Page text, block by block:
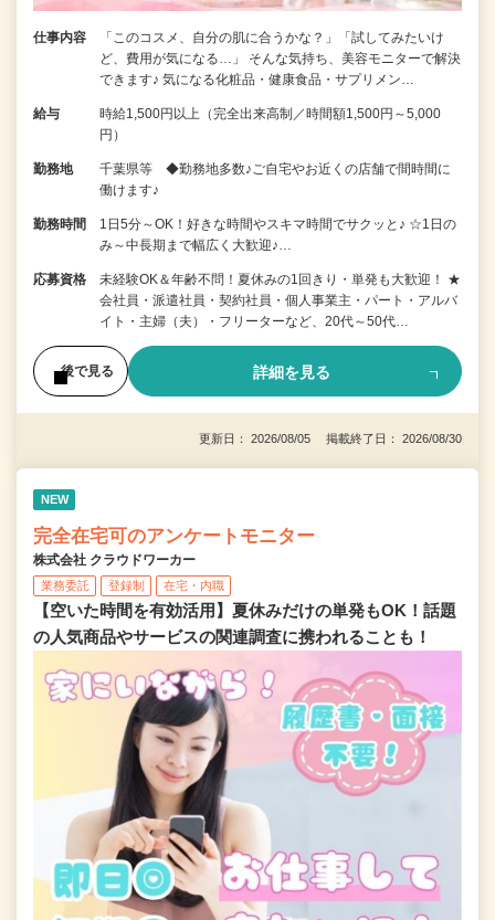
仕事内容
「このコスメ、自分の肌に合うかな？」「試してみたいけ
ど、費用が気になる…」 そんな気持ち、美容モニターで解決
できます♪ 気になる化粧品・健康食品・サプリメン…
給与
時給1,500円以上（完全出来高制／時間額1,500円～5,000
円）
勤務地
千葉県等 ◆勤務地多数♪ご自宅やお近くの店舗で間時間に
働けます♪
勤務時間
1日5分～OK！好きな時間やスキマ時間でサクッと♪ ☆1日の
み～中長期まで幅広く大歓迎♪…
応募資格
未経験OK＆年齢不問！夏休みの1回きり・単発も大歓迎！ ★
会社員・派遣社員・契約社員・個人事業主・パート・アルバ
イト・主婦（夫）・フリーターなど、20代～50代…
後で見る 詳細を見る
更新日： 2026/08/05 掲載終了日： 2026/08/30
NEW
完全在宅可のアンケートモニター
株式会社 クラウドワーカー
業務委託 登録制 在宅・内職
【空いた時間を有効活用】夏休みだけの単発もOK！話題
の人気商品やサービスの関連調査に携われることも！